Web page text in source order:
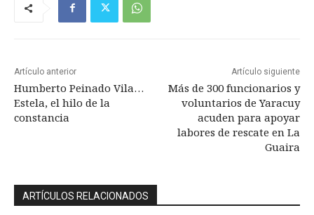
Artículo anterior
Humberto Peinado Vila…
Estela, el hilo de la
constancia
Artículo siguiente
Más de 300 funcionarios y
voluntarios de Yaracuy
acuden para apoyar
labores de rescate en La
Guaira
ARTÍCULOS RELACIONADOS